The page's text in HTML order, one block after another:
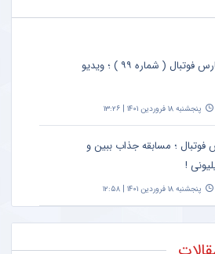
مسابقه جذاب و پر طرفدار پارس فوتبال ( شماره ۹۹ ) ؛ ویدیو
پنجشنبه ۱۸ فروردین ۱۴۰۱ | ۱۳:۲۶
؛ مسابقه جذاب ببین و
پنجشنبه ۱۸ فروردین ۱۴۰۱ | ۱۲:۵۸